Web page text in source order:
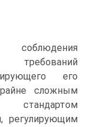
его
сложным
регулирующим